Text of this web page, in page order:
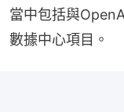
當中包括與
數據中心項目。